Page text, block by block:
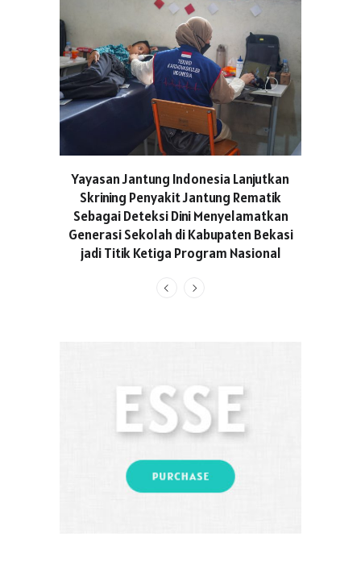
Yayasan Jantung Indonesia Lanjutkan
Skrining Penyakit Jantung Rematik
Sebagai Deteksi Dini Menyelamatkan
Generasi Sekolah di Kabupaten Bekasi
jadi Titik Ketiga Program Nasional